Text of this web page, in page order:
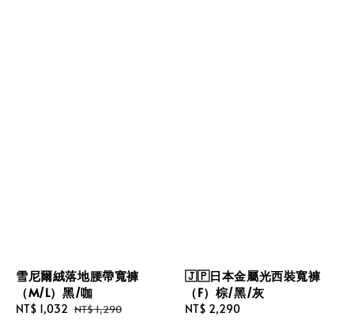
雪尼爾絨落地腰帶寬褲
（M/L）黑/咖
Sale
NT$ 1,032 Regular
NT$ 1,290
🇯🇵日本金屬光西裝寬褲
（F）棕/黑/灰
Regular
NT$ 2,290